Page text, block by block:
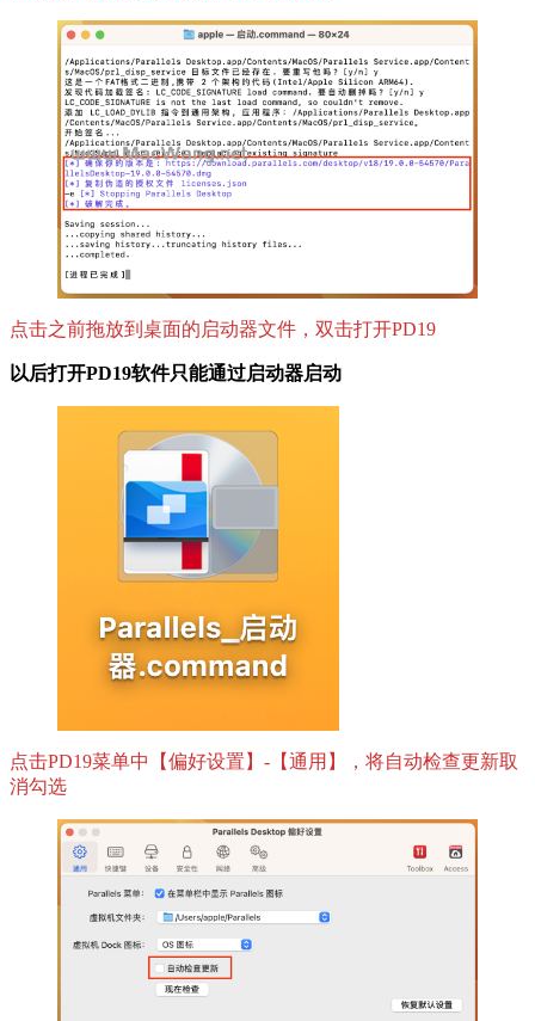
点击之前拖放到桌面的启动器文件，双击打开PD19
以后打开PD19软件只能通过启动器启动
点击PD19菜单中【偏好设置】-【通用】，将自动检查更新取
消勾选